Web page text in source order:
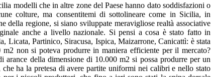
modelli che in altre zone del Paese hanno dato soddisfazioni o
colture, ma consentitemi di sottolineare come in Sicilia, in
della regione, si siano sviluppate meravigliose realtà associative
anche a livello nazionale. Si pensi a cosa è stato fatto in
Licata, Partinico, Siracusa, Ispica, Maizarrone, Canicattì: è stata
non si poteva produrre in maniera efficiente per il mercato?
della dimensione di 10.000 m2 si possa produrre per un
ha la pretesa di avere partite uniformi nei calibri e nello stato